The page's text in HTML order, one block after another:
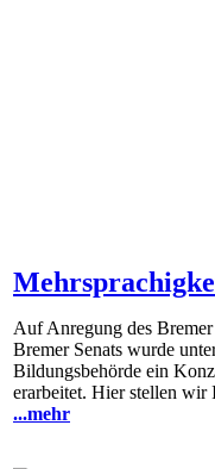
Auf Anregung des
Bremer Senats wurde
Bildungsbehörde ein
erarbeitet. Hier stellen wir
...mehr